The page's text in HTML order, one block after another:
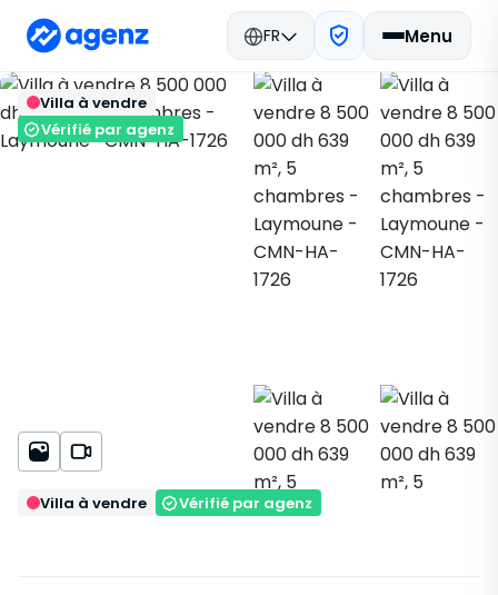
FR Menu
Retour
Immobilier Maroc
Acheter
Casablanca
Laymoune
CMN-HA-1726
Enregistrer
Villa à vendre
Vérifié par agenz
Villa à vendre Vérifié par agenz